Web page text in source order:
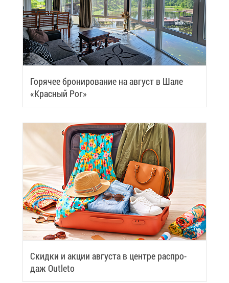
Го­ря­чее бро­ни­ро­ва­ние на ав­густ в Ша­ле
«Крас­ный Рог»
Скид­ки и ак­ции ав­гу­ста в цен­тре рас­про­
даж Outleto